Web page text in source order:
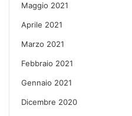
Maggio 2021
Aprile 2021
Marzo 2021
Febbraio 2021
Gennaio 2021
Dicembre 2020